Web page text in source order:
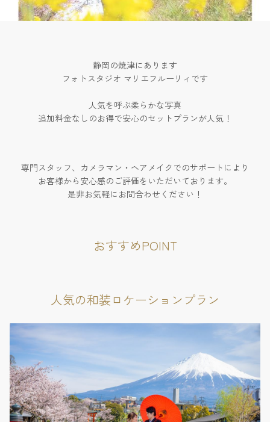
静岡の焼津にあります
フォトスタジオ マリエフルーリィです
人気を呼ぶ柔らかな写真
追加料金なしのお得で安心のセットプランが人気！
専門スタッフ、カメラマン・ヘアメイクでのサポートにより
お客様から安心感のご評価をいただいております。
是非お気軽にお問合わせください！
おすすめPOINT
人気の和装ロケーションプラン